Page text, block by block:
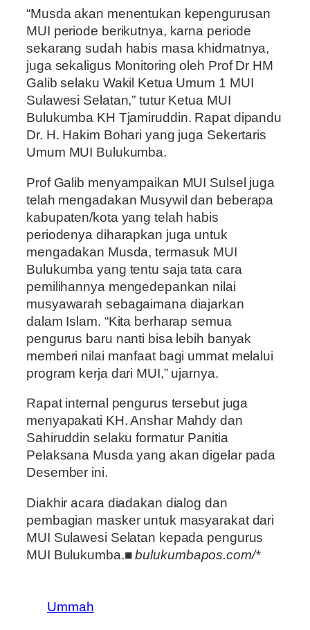
“Musda akan menentukan kepengurusan
MUI periode berikutnya, karna periode
sekarang sudah habis masa khidmatnya,
juga sekaligus Monitoring oleh Prof Dr HM
Galib selaku Wakil Ketua Umum 1 MUI
Sulawesi Selatan,” tutur Ketua MUI
Bulukumba KH Tjamiruddin. Rapat dipandu
Dr. H. Hakim Bohari yang juga Sekertaris
Umum MUI Bulukumba.
Prof Galib menyampaikan MUI Sulsel juga
telah mengadakan Musywil dan beberapa
kabupaten/kota yang telah habis
periodenya diharapkan juga untuk
mengadakan Musda, termasuk MUI
Bulukumba yang tentu saja tata cara
pemilihannya mengedepankan nilai
musyawarah sebagaimana diajarkan
dalam Islam. “Kita berharap semua
pengurus baru nanti bisa lebih banyak
memberi nilai manfaat bagi ummat melalui
program kerja dari MUI,” ujarnya.
Rapat internal pengurus tersebut juga
menyapakati KH. Anshar Mahdy dan
Sahiruddin selaku formatur Panitia
Pelaksana Musda yang akan digelar pada
Desember ini.
Diakhir acara diadakan dialog dan
pembagian masker untuk masyarakat dari
MUI Sulawesi Selatan kepada pengurus
MUI Bulukumba.■bulukumbapos.com/*
Ummah